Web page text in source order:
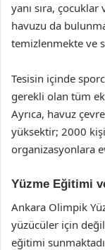
yanı sıra,
havuzu da
temizlenmekte ve
Tesisin içinde
gerekli olan tüm
Ayrıca, havuz
yüksektir; 2000
organizasyonlara
Yüzme Eğitimi
Ankara Olimpik
yüzücüler için
eğitimi